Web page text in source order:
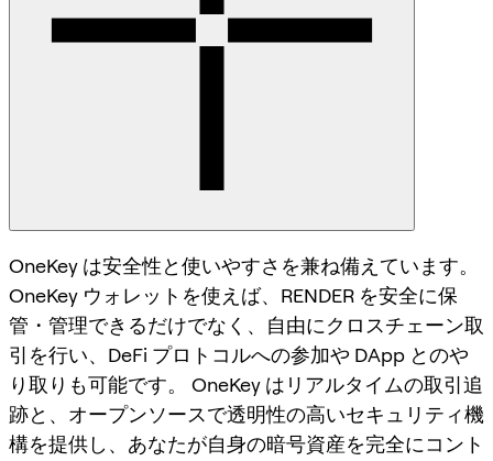
OneKey は安全性と使いやすさを兼ね備えています。
OneKey ウォレットを使えば、RENDER を安全に保
管・管理できるだけでなく、自由にクロスチェーン取
引を行い、DeFi プロトコルへの参加や DApp とのや
り取りも可能です。 OneKey はリアルタイムの取引追
跡と、オープンソースで透明性の高いセキュリティ機
構を提供し、あなたが自身の暗号資産を完全にコント